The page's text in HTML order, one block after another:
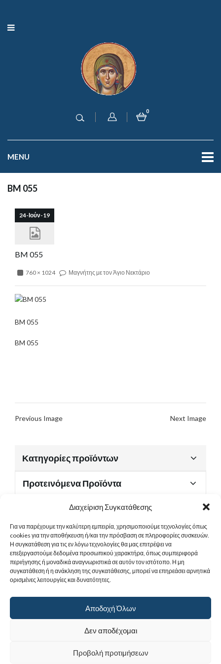
Διαχείριση Συγκατάθεσης
Για να παρέχουμε την καλύτερη εμπειρία, χρησιμοποιούμε τεχνολογίες όπως
cookies για την αποθήκευση ή/και την πρόσβαση σε πληροφορίες συσκευών.
Η συγκατάθεση για τις εν λόγω τεχνολογίες θα μας επιτρέψει να
επεξεργαστούμε δεδομένα προσωπικού χαρακτήρα, όπως συμπεριφορά
περιήγησης ή μοναδικά αναγνωριστικά σε αυτόν τον ιστότοπο. Η μη
συγκατάθεση ή η ανάκληση της συγκατάθεσης, μπορεί να επηρεάσει αρνητικά
ορισμένες λειτουργίες και δυνατότητες.
Αποδοχή Όλων
Δεν αποδέχομαι
Προβολή προτιμήσεων
0
MENU
BM 055
24-Ιούν-19
BM 055
760 × 1024 Μαγνήτης με τον Άγιο Νεκτάριο
BM 055
BM 055
Previous Image Next Image
Κατηγορίες προϊόντων
Προτεινόμενα Προϊόντα
Χρήσιμα Έγγραφα
Sitemap
Στοιχεία Επικοινωνίας
Ιερά Γυναικεία Μονή Αγίας Παρασκευής
Powered by |